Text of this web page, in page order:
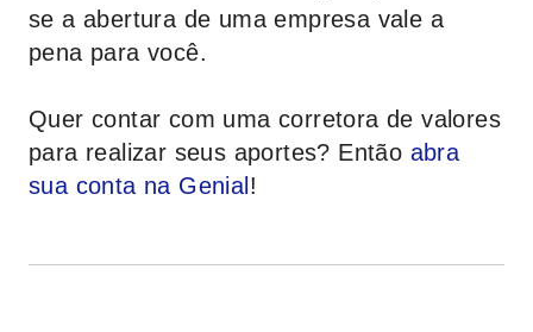
se a abertura de uma empresa vale a
pena para você.
Quer contar com uma corretora de valores
para realizar seus aportes? Então abra
sua conta na Genial !